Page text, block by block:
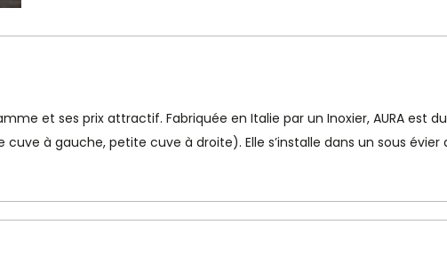
et ses prix attractif. Fabriquée en Italie par un Inoxier, AURA est
cuve à gauche, petite cuve à droite). Elle s’installe dans un sous